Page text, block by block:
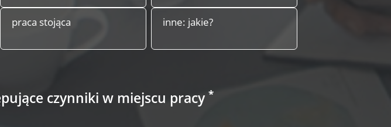
praca stojąca inne: jakie?
czynniki w miejscu pracy *